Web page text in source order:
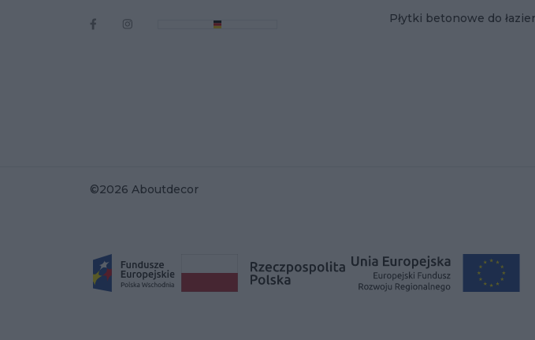
Płytki betonowe do
©2026 Aboutdecor